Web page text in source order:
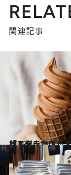
関連記事
2019.10.14
「ル・ショコラ・アラン・デュカス」 話題の渋谷スクランブルスクエアに！
旅＆お出かけ